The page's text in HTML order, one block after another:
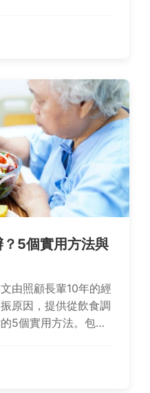
5個實用方法與
由照顧長輩10年的經
原因，提供從飲食調
5個實用方法。包含